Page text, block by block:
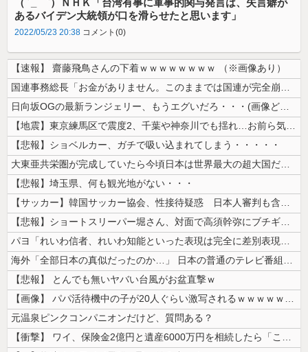
（ ´_ゝ`）ＮＨＫ「台湾有事に軍事的関与発言は、失言癖が
あるバイデン大統領が口を滑らせたと思います」
2022/05/23 20:38 コメント(0)
【速報】 齋藤飛鳥さんの下着ｗｗｗｗｗｗｗｗ （※画像あり）
国連事務総長「お金がありません。このままでは国連が完全崩壊します。助け...
日向坂OGの最新ランジェリー、もうエグいだろ・・・(画像どーん)
【地震】東京練馬区で震度2、千葉や神奈川でも揺れ…お前ら気付いた？
【悲報】ショベルカー、ガチで吸い込まれてしまう・・・・・
大東亜共栄圏が完成していたら今頃日本は世界最大の超大国だった事実
【悲報】埼玉県、何も観光地がない・・・
【サッカー】韓国サッカー協会、性接待疑惑 日本人審判も含まれると報道 ...
【悲報】ショートスリーパー堀さん、対面で高須幹弥にブチギレるｗｗｗｗ
パヨ「れいわ信者、れいわ知能といった表現は完全に差別表現。メディアは放...
海外「全部日本の真似だったのか…」 日本の普通のテレビ番組が最新SNS...
【悲報】 とんでも無いヤバい台風がお盆直撃ｗ
【画像】 パパ活待機中の子が20人ぐらい激写されるｗｗｗｗｗｗｗｗｗｗ...
元温泉ピンクコンパニオンだけど、質問ある？
【衝撃】 ワイ、保険金2億円と遺産6000万円を相続したら「こう」なっ...